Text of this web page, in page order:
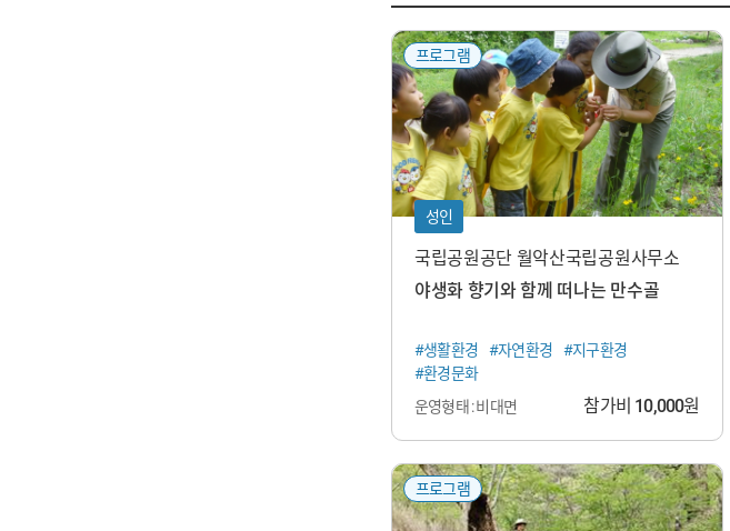
프로그램
성인
국립공원공단 월악산국립공원사무소
야생화 향기와 함께 떠나는 만수골
#생활환경 #자연환경
#지구환경
#환경문화
운영형태 : 비대면
참가비 10,000원
프로그램